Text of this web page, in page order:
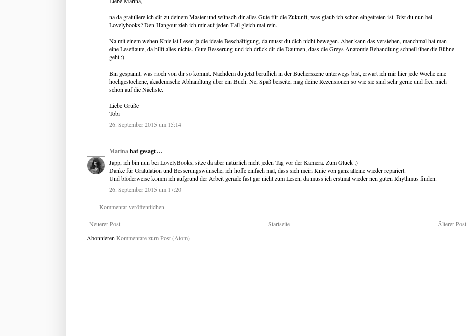
na da gratuliere ich dir zu deinem Master und wünsch dir alles Gute für die Zukunft, was glaub ich schon eingetreten ist. Bist du nun bei
Lovelybooks? Den Hangout zieh ich mir auf jeden Fall gleich mal rein.
Na mit einem wehen Knie ist Lesen ja die ideale Beschäftigung, da musst du dich nicht bewegen. Aber kann das verstehen, manchmal hat man
eine Leseflaute, da hilft alles nichts. Gute Besserung und ich drück dir die Daumen, dass die Greys Anatomie Behandlung schnell über die Bühne
geht ;)
Bin gespannt, was noch von dir so kommt. Nachdem du jetzt beruflich in der Bücherszene unterwegs bist, erwart ich mir hier jede Woche eine
hochgestochene, akademische Abhandlung über ein Buch. Ne, Spaß beiseite, mag deine Rezensionen so wie sie sind sehr gerne und freu mich
schon auf die Nächste.
Liebe Grüße
Tobi
26. September 2015 um 15:14
Marinahat gesagt…
Japp, ich bin nun bei LovelyBooks, sitze da aber natürlich nicht jeden Tag vor der Kamera. Zum Glück ;)
Danke für Gratulation und Besserungswünsche, ich hoffe einfach mal, dass sich mein Knie von ganz alleine wieder repariert.
Und blöderweise komm ich aufgrund der Arbeit gerade fast gar nicht zum Lesen, da muss ich erstmal wieder nen guten Rhythmus finden.
26. September 2015 um 17:20
Kommentar veröffentlichen
Neuerer Post Älterer Post
Startseite
Abonnieren Kommentare zum Post (Atom)